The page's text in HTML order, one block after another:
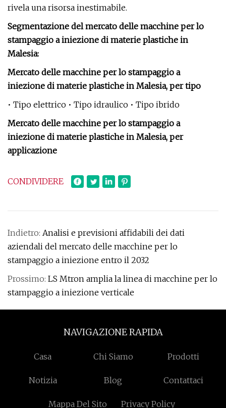
rivela una risorsa inestimabile.
Segmentazione del mercato delle macchine per lo
stampaggio a iniezione di materie plastiche in
Malesia:
Mercato delle macchine per lo stampaggio a
iniezione di materie plastiche in Malesia, per tipo
• Tipo elettrico • Tipo idraulico • Tipo ibrido
Mercato delle macchine per lo stampaggio a
iniezione di materie plastiche in Malesia, per
applicazione
CONDIVIDERE
Indietro: Analisi e previsioni affidabili dei dati
aziendali del mercato delle macchine per lo
stampaggio a iniezione entro il 2032
Prossimo: LS Mtron amplia la linea di macchine per lo
stampaggio a iniezione verticale
NAVIGAZIONE RAPIDA
Casa Chi Siamo Prodotti
Notizia Blog Contattaci
Mappa Del Sito Privacy Policy